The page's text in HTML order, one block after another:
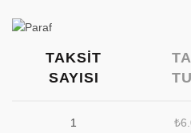
TAKSIT
SAYISI
1 ₺